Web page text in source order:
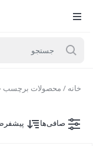
خانه / محصولات برچسب
صافی‌ها